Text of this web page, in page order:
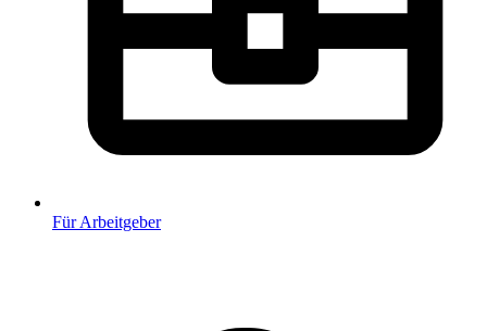
Für Arbeitgeber